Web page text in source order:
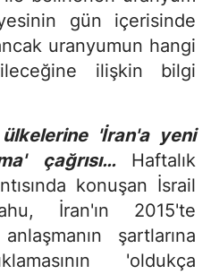
gün içerisinde
uranyumun hangi
ilişkin bilgi
'İran'a yeni
çağrısı… Haftalık
konuşan İsrail
İran'ın 2015'te
şartlarına
'oldukça